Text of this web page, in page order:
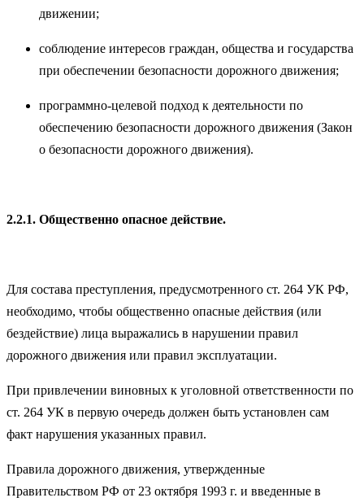
движении;
соблюдение интересов граждан, общества и государства
при обеспечении безопасности дорожного движения;
программно-целевой подход к деятельности по
обеспечению безопасности дорожного движения (Закон
о безопасности дорожного движения).
2.2.1. Общественно опасное действие.
Для состава преступления, предусмотренного ст. 264 УК РФ,
необходимо, чтобы общественно опасные действия (или
бездействие) лица выражались в нарушении правил
дорожного движения или правил эксплуатации.
При привлечении виновных к уголовной ответственности по
ст. 264 УК в первую очередь должен быть установлен сам
факт нарушения указанных правил.
Правила дорожного движения, утвержденные
Правительством РФ от 23 октября 1993 г. и введенные в